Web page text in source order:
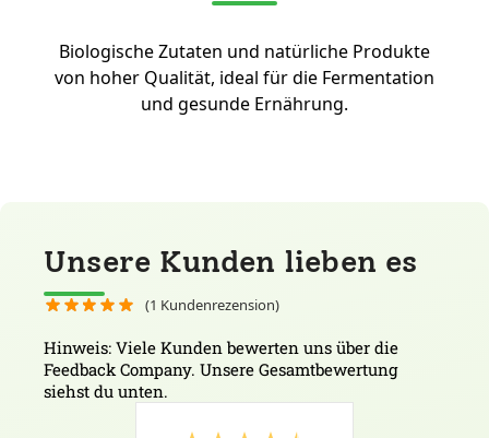
Biologische Zutaten und natürliche Produkte
von hoher Qualität, ideal für die Fermentation
und gesunde Ernährung.
Unsere Kunden lieben es
(1 Kundenrezension)
Hinweis: Viele Kunden bewerten uns über die
Feedback Company. Unsere Gesamtbewertung
siehst du unten.